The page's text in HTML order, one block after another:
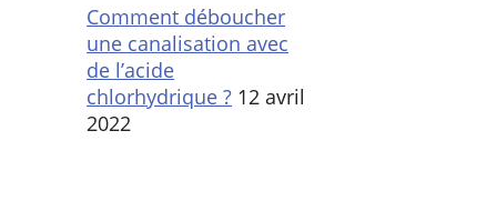
Comment déboucher
une canalisation avec
de l’acide
chlorhydrique ? 12 avril
2022